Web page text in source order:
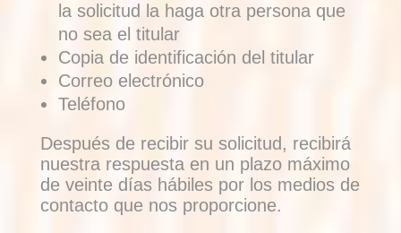
la solicitud la haga otra persona que
no sea el titular
Copia de identificación del titular
Correo electrónico
Teléfono
Después de recibir su solicitud, recibirá
nuestra respuesta en un plazo máximo
de veinte días hábiles por los medios de
contacto que nos proporcione.